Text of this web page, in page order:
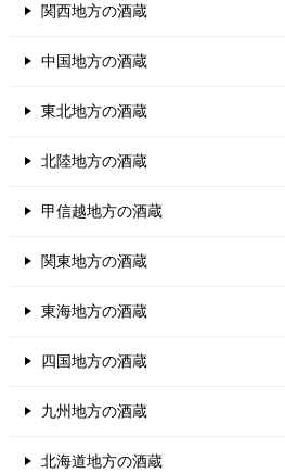
関西地方の酒蔵
中国地方の酒蔵
東北地方の酒蔵
北陸地方の酒蔵
甲信越地方の酒蔵
関東地方の酒蔵
東海地方の酒蔵
四国地方の酒蔵
九州地方の酒蔵
北海道地方の酒蔵